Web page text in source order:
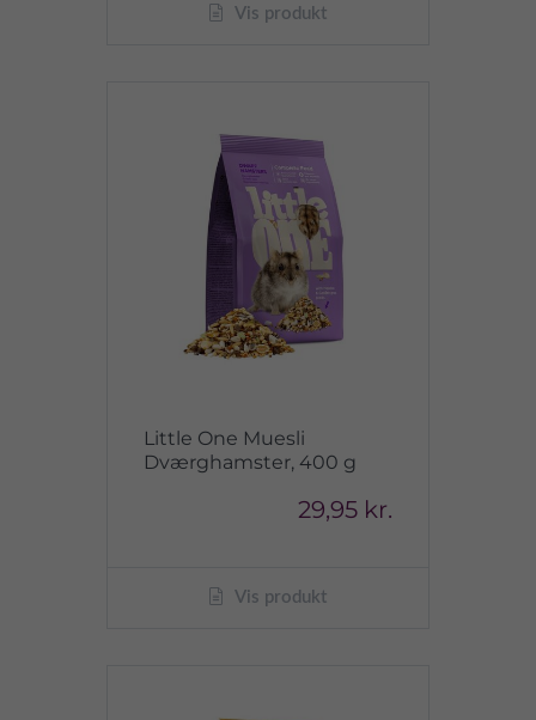
Vis produkt
Little One Muesli
Dværghamster, 400 g
29,95 kr.
Vis produkt